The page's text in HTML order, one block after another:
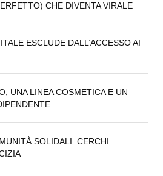
CHE DIVENTA VIRALE
ESCLUDE DALL’ACCESSO AI
UNA LINEA COSMETICA E UN
SOLIDALI. CERCHI